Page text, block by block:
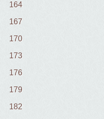
164
167
170
173
176
179
182